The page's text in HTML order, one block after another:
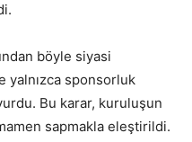
böyle siyasi
yalnızca sponsorluk
Bu karar, kuruluşun
sapmakla eleştirildi.